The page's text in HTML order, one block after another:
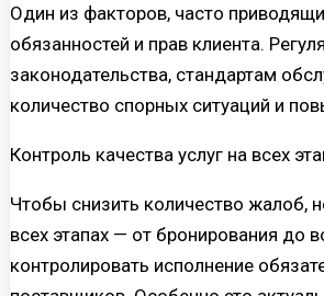
Один из факторов, часто
обязанностей и прав клиента.
законодательства, стандартам
количество спорных ситуаций и
Контроль качества услуг на всех
Чтобы снизить количество жалоб,
всех этапах — от бронирования до
контролировать исполнение